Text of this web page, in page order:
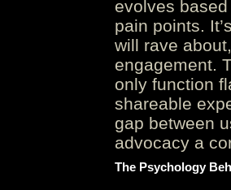
evolves
pain points.
will rave
engagement.
only function
shareable
gap between
advocacy a
The Psychology